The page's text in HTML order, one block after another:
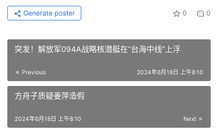
0 0
Generate poster
突发！解放军094A战略核潜艇在“台海中线”上浮
Previous 2024年6月18日 上午8:10
方舟子质疑姜萍造假
Next
2024年6月18日 上午8:10